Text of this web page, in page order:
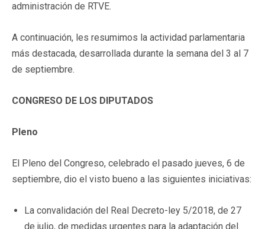
administración de RTVE.
A continuación, les resumimos la actividad parlamentaria
más destacada, desarrollada durante la semana del 3 al 7
de septiembre.
CONGRESO DE LOS DIPUTADOS
Pleno
El Pleno del Congreso, celebrado el pasado jueves, 6 de
septiembre, dio el visto bueno a las siguientes iniciativas:
La convalidación del Real Decreto-ley 5/2018, de 27
de julio, de medidas urgentes para la adaptación del